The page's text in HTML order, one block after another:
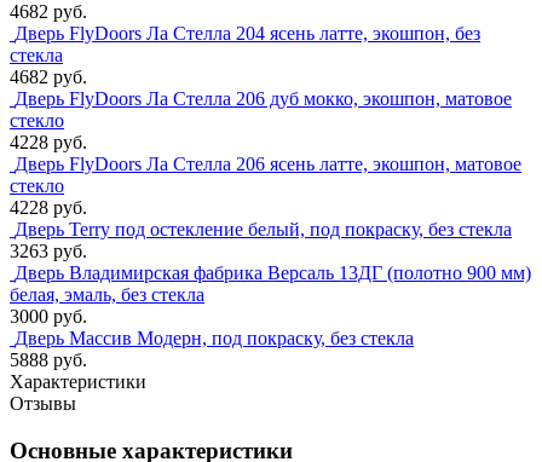
4682 руб.
Дверь FlyDoors Ла Стелла 204 ясень латте, экошпон, без
стекла
4682 руб.
Дверь FlyDoors Ла Стелла 206 дуб мокко, экошпон, матовое
стекло
4228 руб.
Дверь FlyDoors Ла Стелла 206 ясень латте, экошпон, матовое
стекло
4228 руб.
Дверь Terry под остекление белый, под покраску, без стекла
3263 руб.
Дверь Владимирская фабрика Версаль 13ДГ (полотно 900 мм)
белая, эмаль, без стекла
3000 руб.
Дверь Массив Модерн, под покраску, без стекла
5888 руб.
Характеристики
Отзывы
Основные характеристики